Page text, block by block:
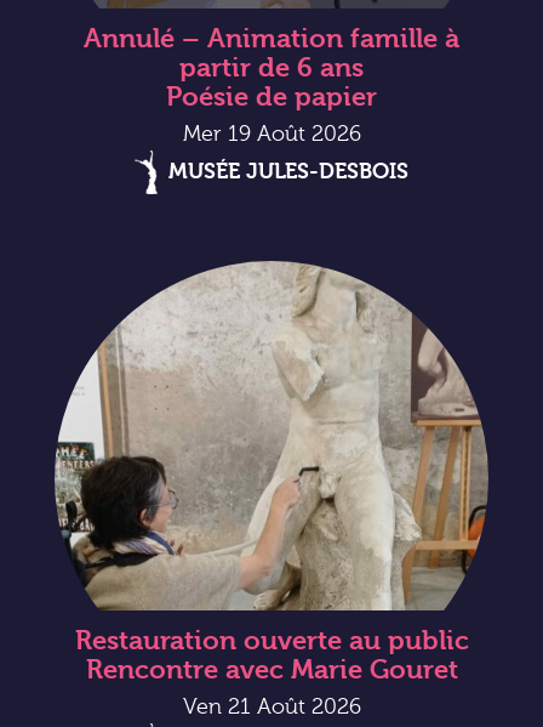
Annulé – Animation famille à
partir de 6 ans
Poésie de papier
Mer 19 Août 2026
MUSÉE JULES-DESBOIS
Restauration ouverte au public
Rencontre avec Marie Gouret
Ven 21 Août 2026